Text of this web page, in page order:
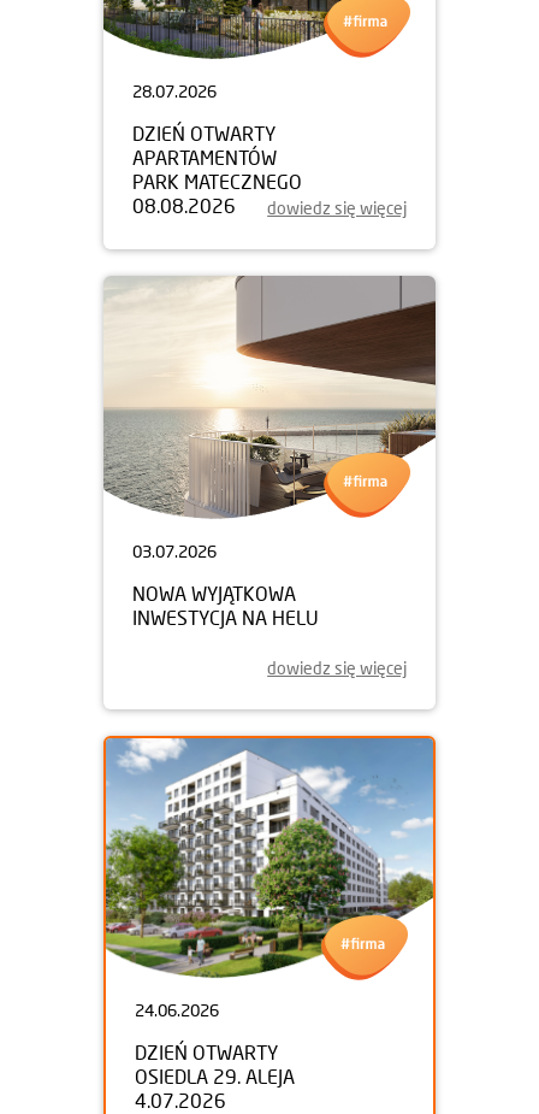
28.07.2026
DZIEŃ OTWARTY
APARTAMENTÓW
PARK MATECZNEGO
08.08.2026
dowiedz się więcej
03.07.2026
NOWA WYJĄTKOWA
INWESTYCJA NA HELU
dowiedz się więcej
24.06.2026
DZIEŃ OTWARTY
OSIEDLA 29. ALEJA
4.07.2026